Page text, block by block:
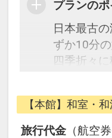
プランのポ
日本最古
ずか10分の
四季折々
で良質な温
ぐくまれ
いたしま
【本館】和室・
旅行代金 （航空